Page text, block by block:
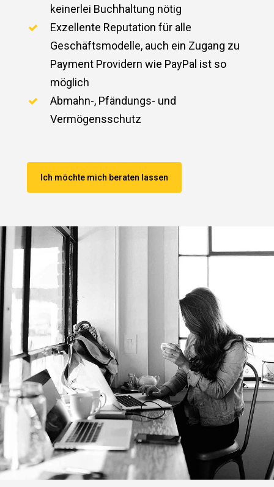
keinerlei Buchhaltung nötig
Exzellente Reputation für alle
Geschäftsmodelle, auch ein Zugang zu
Payment Providern wie PayPal ist so
möglich
Abmahn-, Pfändungs- und
Vermögensschutz
Ich möchte mich beraten lassen